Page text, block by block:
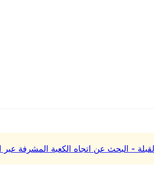
- البحث عن اتجاه الكعبة المشرفة عبر